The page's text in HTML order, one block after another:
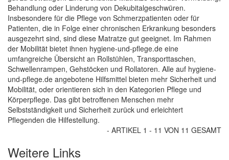
Behandlung oder Linderung von Dekubitalgeschwüren.
Insbesondere für die Pflege von Schmerzpatienten oder für
Patienten, die in Folge einer chronischen Erkrankung besonders
ausgezehrt sind, sind diese Matratze gut geeignet. Im Rahmen
der Mobilität bietet ihnen hygiene-und-pflege.de eine
umfangreiche Übersicht an Rollstühlen, Transporttaschen,
Schwellenrampen, Gehstöcken und Rollatoren. Alle auf hygiene-
und-pflege.de angebotene Hilfsmittel bieten mehr Sicherheit und
Mobilität, oder orientieren sich in den Kategorien Pflege und
Körperpflege. Das gibt betroffenen Menschen mehr
Selbstständigkeit und Sicherheit zurück und erleichtert
Pflegenden die Hilfestellung.
- ARTIKEL 1 - 11 VON 11 GESAMT
Weitere Links